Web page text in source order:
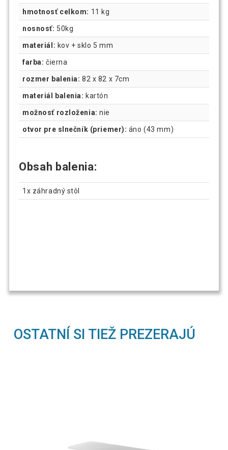
hmotnosť celkom: 11 kg
nosnosť: 50kg
materiál: kov + sklo 5 mm
farba: čierna
rozmer balenia: 82 x 82 x 7cm
materiál balenia: kartón
možnosť rozloženia: nie
otvor pre slnečník (priemer): áno (43 mm)
Obsah balenia:
1x záhradný stôl
OSTATNÍ SI TIEŽ PREZERAJÚ